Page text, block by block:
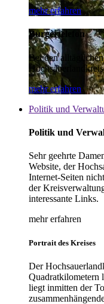
mehr erfahren
Bürgertelefon
Bei den
mehr erfahren
Politik und
Politik und
Sehr geehrte
Website, der
Internet-Seiten
der
interessante Links.
mehr erfahren
Portrait des Kreises
Der
Quadratkilometern
liegt inmitten der